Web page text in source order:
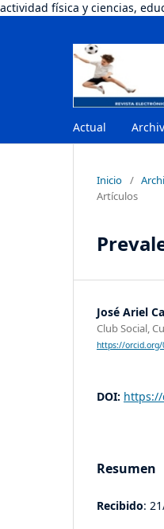
actividad física y ciencias,
Actual
Inicio /
Artículos
José Ariel
Club Social,
https://orcid.org/
DOI: https://
Resumen
Recibido: